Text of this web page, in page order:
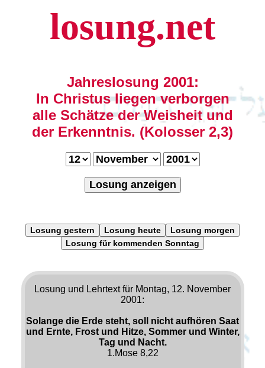
losung.net
Jahreslosung 2001:
In Christus liegen verborgen
alle Schätze der Weisheit und
der Erkenntnis. (Kolosser 2,3)
Losung anzeigen
Losung gestern Losung heute
Losung morgen
Losung für kommenden Sonntag
Losung und Lehrtext für Montag, 12. November
2001:
Solange die Erde steht, soll nicht aufhören Saat
und Ernte, Frost und Hitze, Sommer und Winter,
Tag und Nacht.
1.Mose 8,22